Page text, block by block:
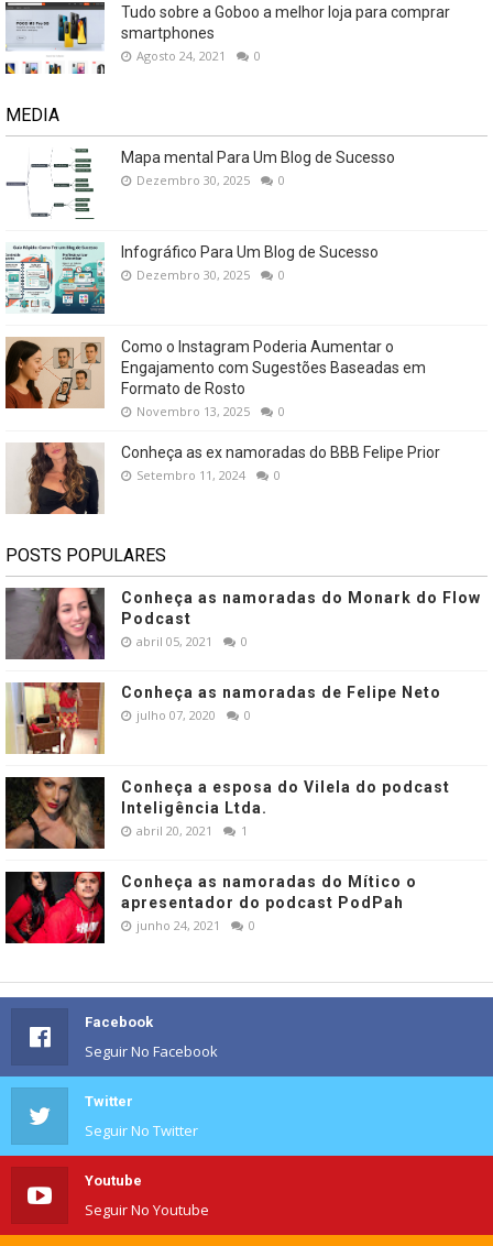
Tudo sobre a Goboo a melhor loja para comprar
smartphones
Agosto 24, 2021 0
MEDIA
Mapa mental Para Um Blog de Sucesso
Dezembro 30, 2025 0
Infográfico Para Um Blog de Sucesso
Dezembro 30, 2025 0
Como o Instagram Poderia Aumentar o
Engajamento com Sugestões Baseadas em
Formato de Rosto
Novembro 13, 2025 0
Conheça as ex namoradas do BBB Felipe Prior
Setembro 11, 2024 0
POSTS POPULARES
Conheça as namoradas do Monark do Flow
Podcast
abril 05, 2021 0
Conheça as namoradas de Felipe Neto
julho 07, 2020 0
Conheça a esposa do Vilela do podcast
Inteligência Ltda.
abril 20, 2021 1
Conheça as namoradas do Mítico o
apresentador do podcast PodPah
junho 24, 2021 0
Facebook
Seguir No Facebook
Twitter
Seguir No Twitter
Youtube
Seguir No Youtube